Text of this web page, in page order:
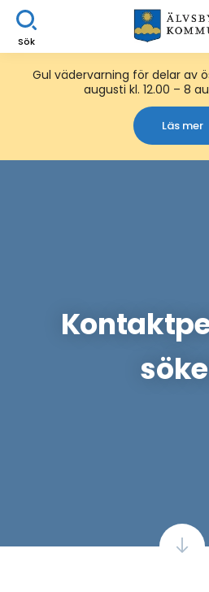
Sök
Gul vädervarning för delar av
augusti kl. 12.00 – 8
Läs mer